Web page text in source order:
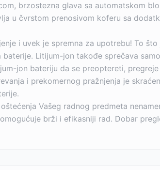
brzostezna glava sa automatskom
u čvrstom prenosivom koferu sa
i uvek je spremna za upotrebu! To
Litijum-jon takođe sprečava
jon bateriju da se preoptereti,
i prekomernog pražnjenja je
Vašeg radnog predmeta
brži i efikasniji rad. Dobar